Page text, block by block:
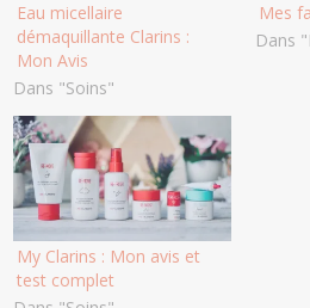
Eau micellaire
démaquillante Clarins :
Mon Avis
Dans "Soins"
Mes
Dans
My Clarins : Mon avis et
test complet